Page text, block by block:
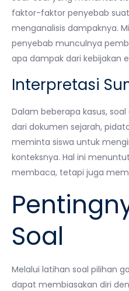
faktor-faktor penyebab
menganalisis dampaknya.
penyebab munculnya
apa dampak dari kebijakan
Interpretasi
Dalam beberapa kasus,
dari dokumen sejarah,
meminta siswa untuk
konteksnya. Hal ini
membaca, tetapi juga
Soal
Melalui latihan soal pilihan
dapat membiasakan diri